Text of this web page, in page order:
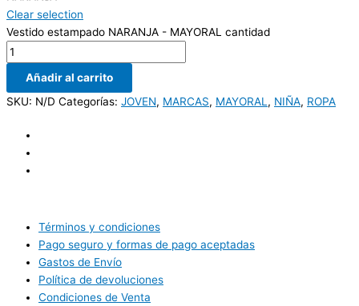
Clear selection
Vestido estampado NARANJA - MAYORAL cantidad
Añadir al carrito
SKU: N/D Categorías: JOVEN, MARCAS, MAYORAL , NIÑA, ROPA
Términos y condiciones
Pago seguro y formas de pago aceptadas
Gastos de Envío
Política de devoluciones
Condiciones de Venta